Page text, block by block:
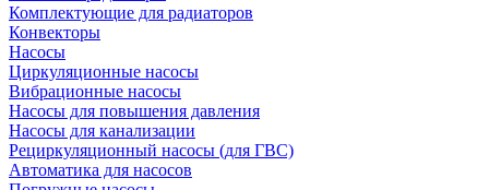
Комплектующие для радиаторов
Конвекторы
Насосы
Циркуляционные насосы
Вибрационные насосы
Насосы для повышения давления
Насосы для канализации
Рециркуляционный насосы (для ГВС)
Автоматика для насосов